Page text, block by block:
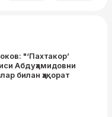
"‘Пахтакор’
Абдуҳамидовни
билан ҳақорат